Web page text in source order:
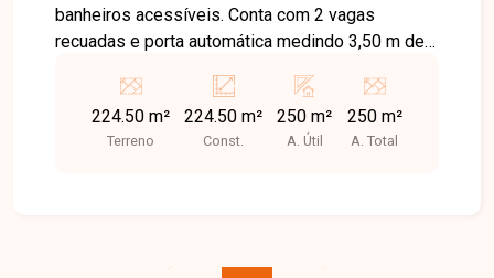
banheiros acessíveis. Conta com 2 vagas
recuadas e porta automática medindo 3,50 m de
7,20 m, com 6 m de altura livre.
224.50 m²
Terreno
224.50 m²
Const.
250 m²
A. Útil
250 m²
A. Total